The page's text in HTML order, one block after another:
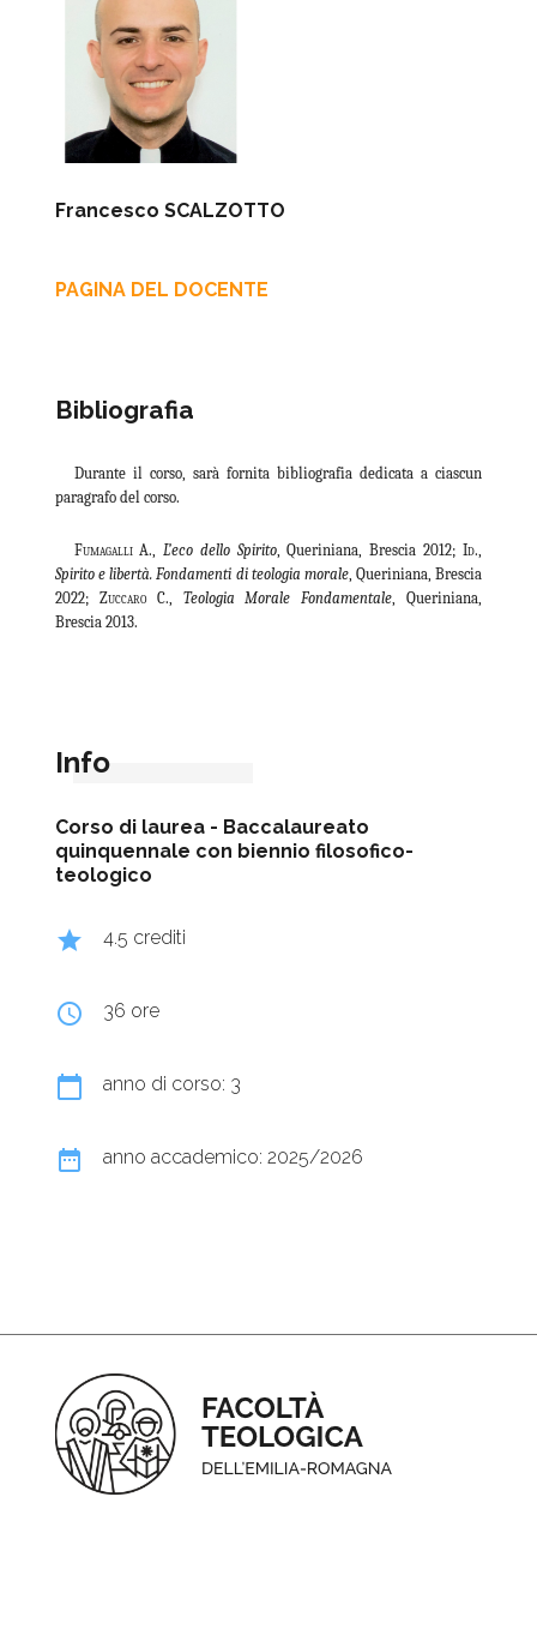
Francesco SCALZOTTO
PAGINA DEL DOCENTE
Bibliografia
Durante il corso, sarà fornita bibliografia dedicata a ciascun
paragrafo del corso.
Fumagalli A.,L’eco dello Spirito, Queriniana, Brescia 2012; Id.,
Spirito e libertà. Fondamenti di teologia morale, Queriniana, Brescia
2022;Zuccaro C., Teologia Morale Fondamentale, Queriniana,
Brescia 2013.
Info
Corso di laurea - Baccalaureato
quinquennale con biennio filosofico-
teologico
grade 4.5 crediti
query_builder 36 ore
calendar_today anno di corso: 3
date_range anno accademico: 2025/2026